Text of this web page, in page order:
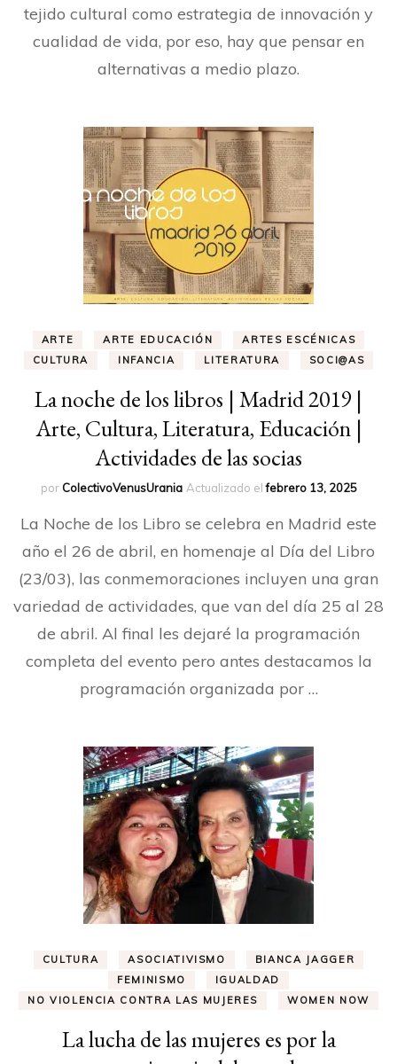
tejido cultural como estrategia de innovación y
cualidad de vida, por eso, hay que pensar en
alternativas a medio plazo.
ARTE ARTE EDUCACIÓN
ARTES ESCÉNICAS
CULTURA
INFANCIA LITERATURA SOCI@AS
La noche de los libros | Madrid 2019 |
Arte, Cultura, Literatura, Educación |
Actividades de las socias
porColectivoVenusUrania Actualizado elfebrero 13, 2025
La Noche de los Libro se celebra en Madrid este
año el 26 de abril, en homenaje al Día del Libro
(23/03), las conmemoraciones incluyen una gran
variedad de actividades, que van del día 25 al 28
de abril. Al final les dejaré la programación
completa del evento pero antes destacamos la
programación organizada por …
CULTURA ASOCIATIVISMO
BIANCA JAGGER
FEMINISMO
IGUALDAD
NO VIOLENCIA CONTRA LAS MUJERES
WOMEN NOW
La lucha de las mujeres es por la